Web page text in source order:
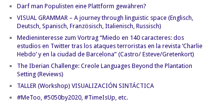
Darf man Populisten eine Plattform gewähren?
VISUAL GRAMMAR – A journey through linguistic space (Englisch,
Deutsch, Spanisch, Französisch, Italienisch, Russisch)
Medieninteresse zum Vortrag “Miedo en 140 caracteres: dos
estudios en Twitter tras los ataques terroristas en la revista ‘Charlie
Hebdo’ y en la ciudad de Barcelona” (Castro/ Esteve/Gretenkort)
The Iberian Challenge: Creole Languages Beyond the Plantation
Setting (Reviews)
TALLER (Workshop) VISUALIZACIÓN SINTÁCTICA
#MeToo, #5050by2020, #TimeIsUp, etc.